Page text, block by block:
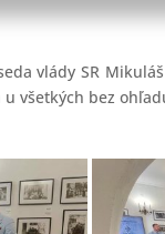
vlády SR
všetkých bez